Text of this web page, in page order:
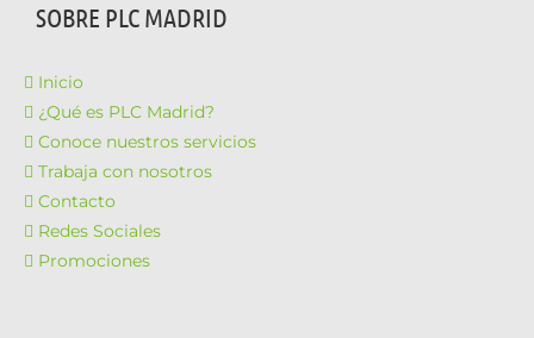
SOBRE PLC MADRID
Inicio
¿Qué es PLC Madrid?
Conoce nuestros servicios
Trabaja con nosotros
Contacto
Redes Sociales
Promociones